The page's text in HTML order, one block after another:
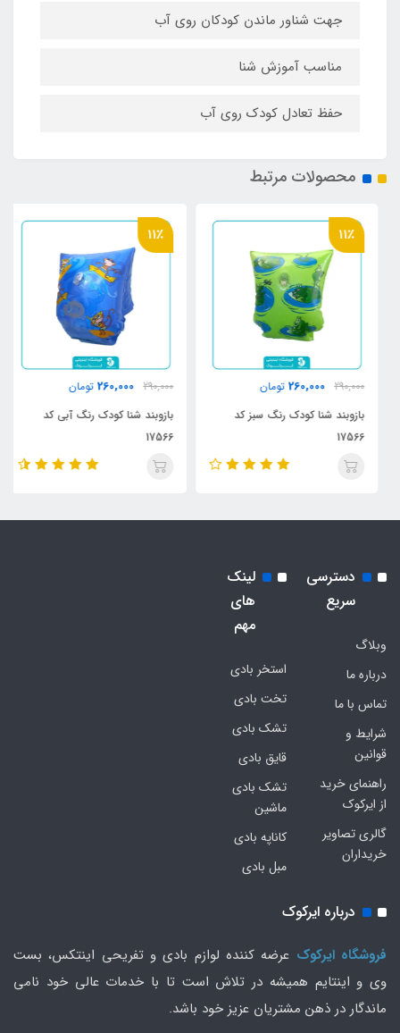
جهت شناور ماندن کودکان روی آب
مناسب آموزش شنا
حفظ تعادل کودک روی آب
محصولات مرتبط
11٪
290,000
260,000 تومان
بازوبند شنا کودک رنگ سبز کد
17566
11٪
290,000
260,000 تومان
بازوبند شنا کودک رنگ آبی کد
17566
دسترسی
سریع
وبلاگ
درباره ما
تماس با ما
شرایط و
قوانین
راهنمای خرید
از ایرکوک
گالری تصاویر
خریداران
لینک
های
مهم
استخر بادی
تخت بادی
تشک بادی
قایق بادی
تشک بادی
ماشین
کاناپه بادی
مبل بادی
درباره ایرکوک
فروشگاه ایرکوک عرضه کننده لوازم بادی و تفریحی اینتکس، بست
وی و اینتایم همیشه در تلاش است تا با خدمات عالی خود نامی
ماندگار در ذهن مشتریان عزیز خود باشد.